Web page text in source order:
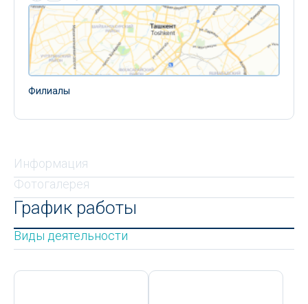
Филиалы
Информация
Фотогалерея
График работы
Виды деятельности